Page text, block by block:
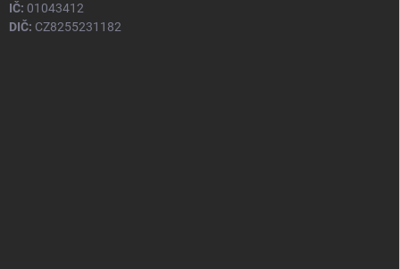
IČ: 01043412
DIČ: CZ8255231182